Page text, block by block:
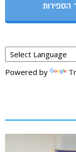
הספירות
Powered by